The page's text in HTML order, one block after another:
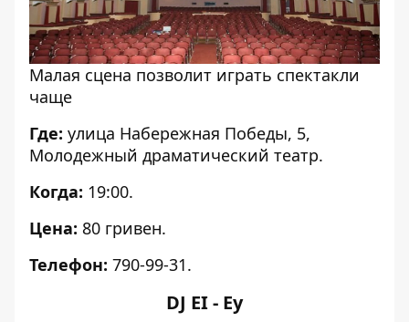
Малая сцена позволит играть спектакли
чаще
Где: улица Набережная Победы, 5,
Молодежный драматический театр.
Когда: 19:00.
Цена: 80 гривен.
Телефон: 790-99-31.
DJ EI - Ey